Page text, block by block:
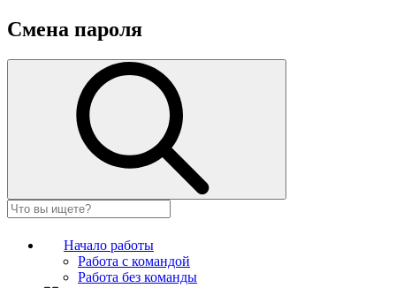
Смена пароля
Начало работы
Работа с командой
Работа без команды